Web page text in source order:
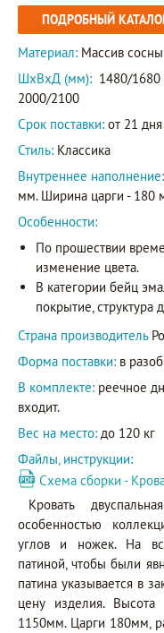
ПОДРОБНЫЙ
Материал: Массив сосны
ШxВxД (мм): 1480/
2000/2100
Срок поставки: от 21 дня
Стиль: Классика
Внутреннее наполнение:
мм. Ширина царги - 180
Особенности:
По прошествии
изменение цвета.
В категории бейц
покрытие, структура
Страна производитель
Форма поставки: в
В комплекте: реечное
входит.
Вес на место: до 120 кг
Файлы, инструкции:
Схема сборки -
Кровать
особенностью
углов и ножек. На
патиной, чтобы были
патина указывается в
цену изделия.
1150мм. Царги 180мм,